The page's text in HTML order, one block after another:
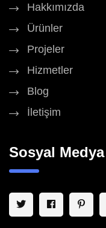
Hakkımızda
Ürünler
Projeler
Hizmetler
Blog
İletişim
Sosyal Medya